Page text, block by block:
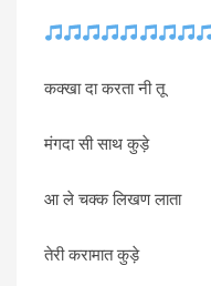
कक्खा दा करता नी तू
मंगदा सी साथ कुड़े
आ ले चक्क लिखण लाता
तेरी करामात कुड़े